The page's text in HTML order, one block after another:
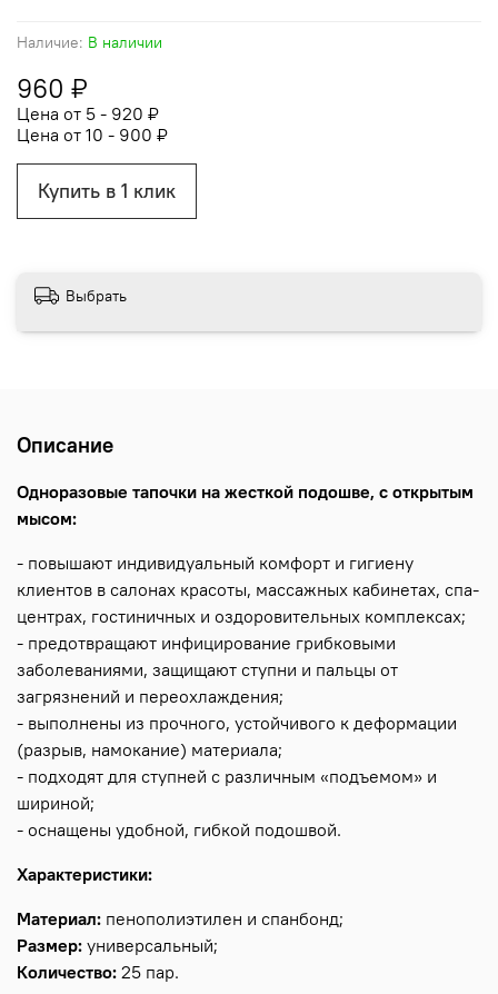
Наличие: В наличии
960 ₽
Цена от 5 - 920 ₽
Цена от 10 - 900 ₽
Купить в 1 клик
Выбрать
Описание
Одноразовые тапочки на жесткой подошве, с открытым
мысом:
- повышают индивидуальный комфорт и гигиену
клиентов в салонах красоты, массажных кабинетах, спа-
центрах, гостиничных и оздоровительных комплексах;
- предотвращают инфицирование грибковыми
заболеваниями, защищают ступни и пальцы от
загрязнений и переохлаждения;
- выполнены из прочного, устойчивого к деформации
(разрыв, намокание) материала;
- подходят для ступней с различным «подъемом» и
шириной;
- оснащены удобной, гибкой подошвой.
Характеристики:
Материал: пенополиэтилен и спанбонд;
Размер: универсальный;
Количество: 25 пар.